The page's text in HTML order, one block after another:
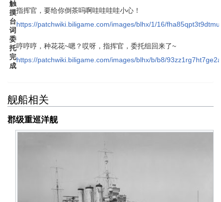
触
摸
台
词
指挥官，要给你倒茶吗啊哇哇哇哇小心！
https://patchwiki.biligame.com/images/blhx/1/16/
委
托
完
成
哼哼哼，种花花~嗯？哎呀，指挥官，委托组回来了~
https://patchwiki.biligame.com/images/blhx/b/b8/
舰船相关
郡级重巡洋舰